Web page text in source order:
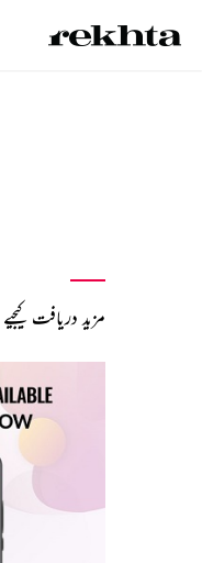
مزید دریافت کیجیے